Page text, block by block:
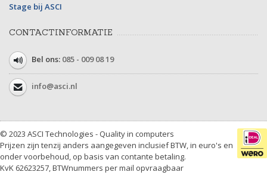
Stage bij ASCI
CONTACTINFORMATIE
Bel ons: 085 - 009 08 19
info@asci.nl
© 2023 ASCI Technologies - Quality in computers
Prijzen zijn tenzij anders aangegeven inclusief BTW, in euro's en
onder voorbehoud, op basis van contante betaling.
KvK 62623257, BTWnummers per mail opvraagbaar